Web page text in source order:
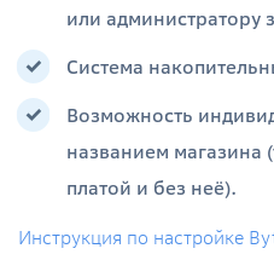
или администратору
Система
Возможность
названием магазина
платой и без неё).
Инструкция по настройке